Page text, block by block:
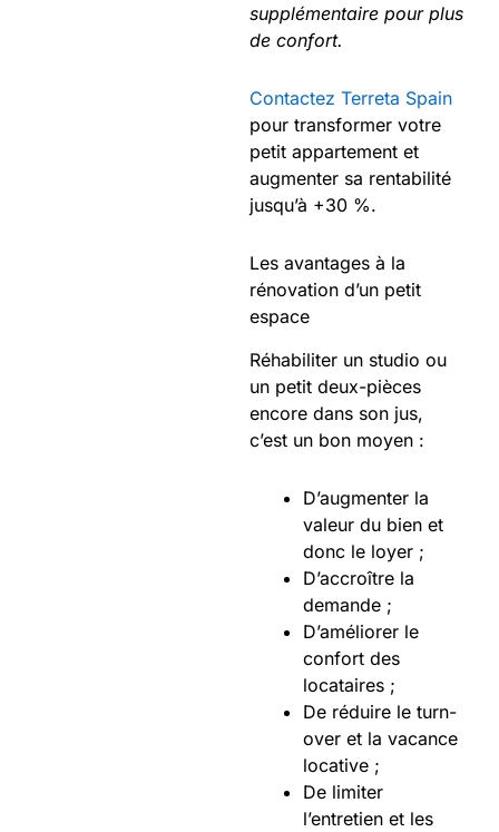
supplémentaire pour plus
de confort.
Contactez Terreta Spain
pour transformer votre
petit appartement et
augmenter sa rentabilité
jusqu’à +30 %.
Les avantages à la
rénovation d’un petit
espace
Réhabiliter un studio ou
un petit deux-pièces
encore dans son jus,
c’est un bon moyen :
D’augmenter la
valeur du bien et
donc le loyer ;
D’accroître la
demande ;
D’améliorer le
confort des
locataires ;
De réduire le turn-
over et la vacance
locative ;
De limiter
l’entretien et les